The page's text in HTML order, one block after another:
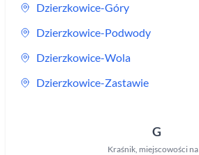
Dzierzkowice-Góry
Dzierzkowice-Podwody
Dzierzkowice-Wola
Dzierzkowice-Zastawie
G
Kraśnik, miejscowości na